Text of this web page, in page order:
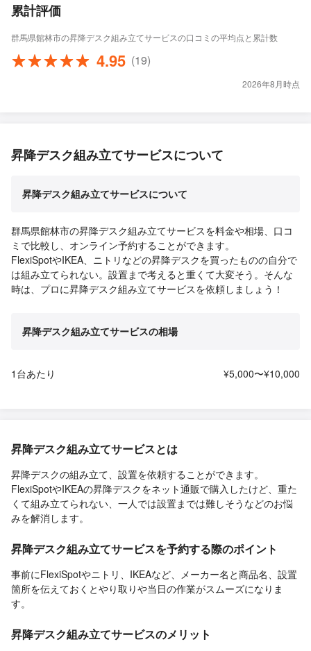
累計評価
群馬県館林市の昇降デスク組み立てサービスの口コミの平均点と累計数
4.95 (19)
2026年8月時点
昇降デスク組み立てサービスについて
昇降デスク組み立てサービスについて
群馬県館林市の昇降デスク組み立てサービスを料金や相場、口コ
ミで比較し、オンライン予約することができます。
FlexiSpotやIKEA、ニトリなどの昇降デスクを買ったものの自分で
は組み立てられない。設置まで考えると重くて大変そう。そんな
時は、プロに昇降デスク組み立てサービスを依頼しましょう！
昇降デスク組み立てサービスの相場
1台あたり ¥5,000〜¥10,000
昇降デスク組み立てサービスとは
昇降デスクの組み立て、設置を依頼することができます。
FlexiSpotやIKEAの昇降デスクをネット通販で購入したけど、重た
くて組み立てられない、一人では設置までは難しそうなどのお悩
みを解消します。
昇降デスク組み立てサービスを予約する際のポイント
事前にFlexiSpotやニトリ、IKEAなど、メーカー名と商品名、設置
箇所を伝えておくとやり取りや当日の作業がスムーズになりま
す。
昇降デスク組み立てサービスのメリット